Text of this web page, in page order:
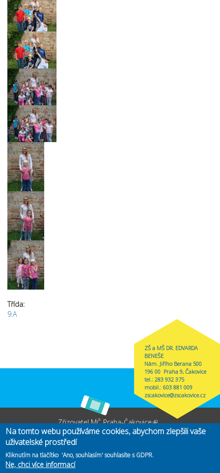
Třída:
9.A
ZŠ a MŠ DR. EDVARDA
BENEŠE
Nám. Jiřího Berana 500
196 00 Praha 9, Čakovice
tel.: 283 932 375
mobil.: 603 881 009
zscakovice@zscakovice.cz
ZřizovatelMČ Praha-Čakovice(link is external)
Copyright@2019 ZŠ Edvarda Beneše. Vytvořeno CMS4Web (link is
.
Na tomto webu používáme cookies, abychom zlepšili vaše
uživatelské prostředí
Kliknutím na tlačítko 'Ano, souhlasím' souhlasíte s GDPR.
Ne, chci více informací